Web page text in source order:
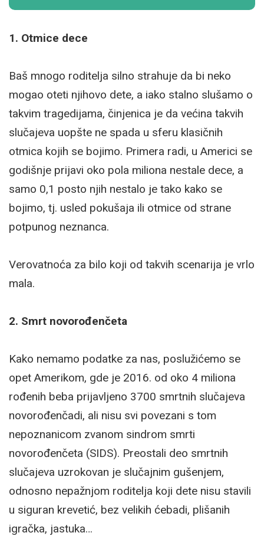
1. Otmice dece
Baš mnogo roditelja silno strahuje da bi neko
mogao oteti njihovo dete, a iako stalno slušamo o
takvim tragedijama, činjenica je da većina takvih
slučajeva uopšte ne spada u sferu klasičnih
otmica kojih se bojimo. Primera radi, u Americi se
godišnje prijavi oko pola miliona nestale dece, a
samo 0,1 posto njih nestalo je tako kako se
bojimo, tj. usled pokušaja ili otmice od strane
potpunog neznanca.
Verovatnoća za bilo koji od takvih scenarija je vrlo
mala.
2. Smrt novorođenčeta
Kako nemamo podatke za nas, poslužićemo se
opet Amerikom, gde je 2016. od oko 4 miliona
rođenih beba prijavljeno 3700 smrtnih slučajeva
novorođenčadi, ali nisu svi povezani s tom
nepoznanicom zvanom sindrom smrti
novorođenčeta (SIDS). Preostali deo smrtnih
slučajeva uzrokovan je slučajnim gušenjem,
odnosno nepažnjom roditelja koji dete nisu stavili
u siguran krevetić, bez velikih ćebadi, plišanih
igračka, jastuka…